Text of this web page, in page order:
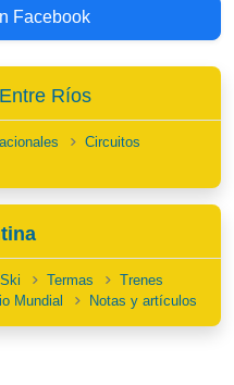
Facebook
Entre Ríos
Circuitos
Termas
Trenes
Mundial Notas y artículos